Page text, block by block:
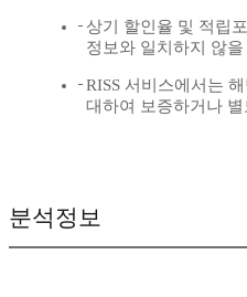
상기 할인율 및 적립
정보와 일치하지 않
RISS 서비스에서는
대하여 보증하거나
분석정보